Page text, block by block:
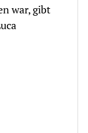
war, gibt